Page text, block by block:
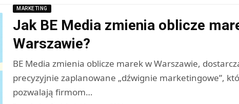
MARKETING
Jak BE Media zmienia oblicze
Warszawie?
BE Media zmienia oblicze marek w Warszawie,
precyzyjnie zaplanowane „dźwignie marketingowe”,
pozwalają firmom…